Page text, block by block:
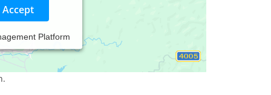
Accept
Platform
wie bisher soll es nicht weitergehen – auch